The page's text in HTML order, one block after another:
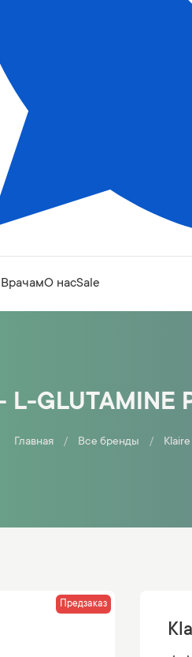
ВрачамО насSale
L-GLUTAMINE
Главная Все бренды
Предзаказ